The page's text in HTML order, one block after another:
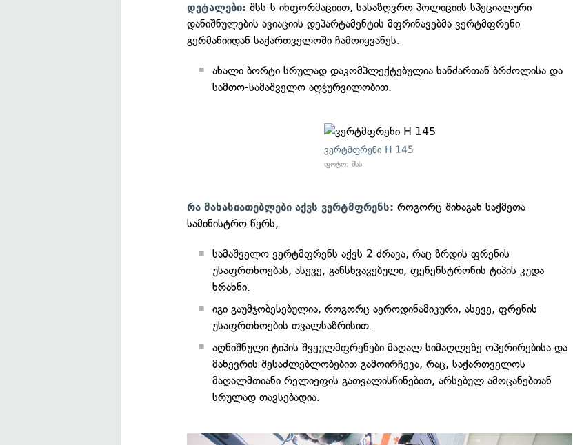
დეტალები: შსს-ს ინფორმაციით, სასაზღვრო პოლიციის სპეციალური
დანიშნულების ავიაციის დეპარტამენტის მფრინავებმა ვერტმფრენი
გერმანიიდან საქართველოში ჩამოიყვანეს.
ახალი ბორტი სრულად დაკომპლექტებულია ხანძართან ბრძოლისა და
სამთო-სამაშველო აღჭურვილობით.
ვერტმფრენი H 145
ფოტო: შსს
რა მახასიათებლები აქვს ვერტმფრენს:როგორც შინაგან საქმეთა
სამინისტრო წერს,
სამაშველო ვერტმფრენს აქვს 2 ძრავა, რაც ზრდის ფრენის
უსაფრთხოებას, ასევე, განსხვავებული, ფენენსტრონის ტიპის კუდა
ხრახნი.
იგი გაუმჯობესებულია, როგორც აეროდინამიკური, ასევე, ფრენის
უსაფრთხოების თვალსაზრისით.
აღნიშნული ტიპის შვეულმფრენები მაღალ სიმაღლეზე ოპერირებისა და
მანევრის შესაძლებლობებით გამოირჩევა, რაც, საქართველოს
მაღალმთიანი რელიეფის გათვალისწინებით, არსებულ ამოცანებთან
სრულად თავსებადია.